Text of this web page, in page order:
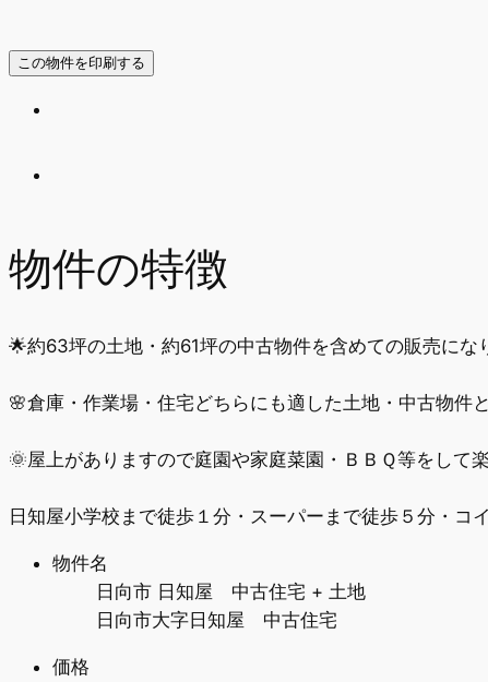
この物件を印刷する
物件の特徴
🌟約63坪の土地・約61坪の中古物件を含めての販売にな
🌸倉庫・作業場・住宅どちらにも適した土地・中古物件
🌞屋上がありますので庭園や家庭菜園・ＢＢＱ等をして
日知屋小学校まで徒歩１分・スーパーまで徒歩５分・
物件名
日向市 日知屋 中古住宅 + 土地
日向市大字日知屋 中古住宅
価格